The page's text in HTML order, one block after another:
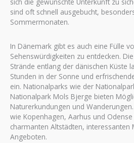
sich die gewünschte Unterkunft zu
sind oft schnell ausgebucht,
Sommermonaten.
In Dänemark gibt es auch eine Fülle
Sehenswürdigkeiten zu entdecken.
Strände entlang der dänischen Küste
Stunden in der Sonne und
ein. Nationalparks wie der
Nationalpark Mols Bjerge bieten
Naturerkundungen und
wie Kopenhagen, Aarhus und
charmanten Altstädten, interessanten
Angeboten.